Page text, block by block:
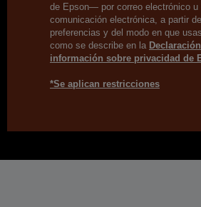
de Epson— por correo electrónico u
comunicación electrónica, a partir
preferencias y del modo en que
como se describe en la
información sobre privacidad de
*Se aplican restricciones